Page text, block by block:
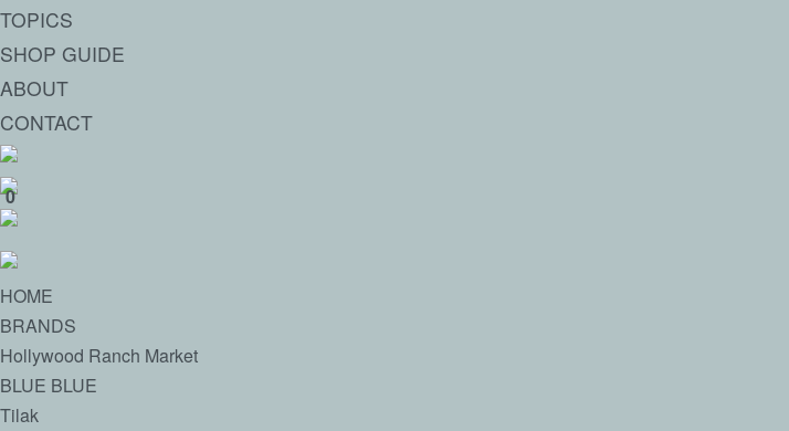
TOPICS
SHOP GUIDE
ABOUT
CONTACT
0
HOME
BRANDS
Hollywood Ranch Market
BLUE BLUE
Tilak